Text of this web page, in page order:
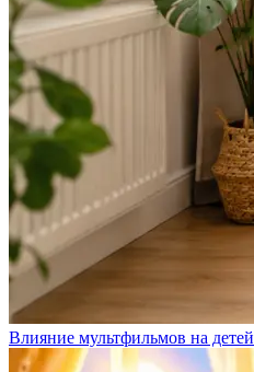
Влияние мультфильмов на детей